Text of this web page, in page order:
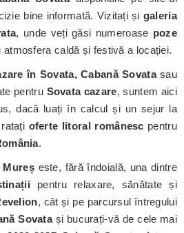
bine informată. Vizitați și galeria
, unde veți găsi numeroase poze
caldă și festivă a locației.
în Sovata, Cabană Sovatasau
pentru Sovata cazare, suntem aici
dacă luați în calcul și un sejur la
oferte litoral românesc pentru
.
este, fără îndoială, una dintre
pentru relaxare, sănătate și
, cât și pe parcursul întregului
Sovatași bucurați-vă de cele mai